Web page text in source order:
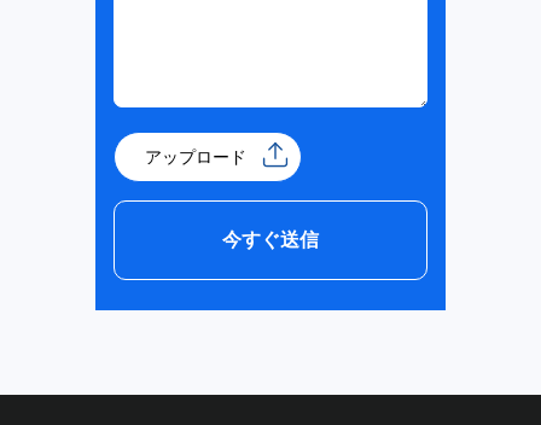
アップロード
今すぐ送信